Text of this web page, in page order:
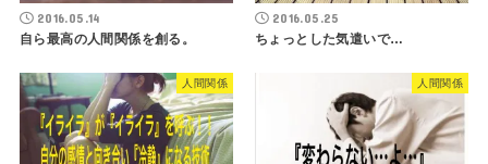
2016.05.14
自ら最高の人間関係を創る。
2016.05.25
ちょっとした気遣いで…
人間関係 人間関係